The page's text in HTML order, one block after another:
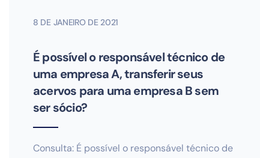
8 DE JANEIRO DE 2021
É possível o responsável técnico de
uma empresa A, transferir seus
acervos para uma empresa B sem
ser sócio?
Consulta: É possível o responsável técnico de